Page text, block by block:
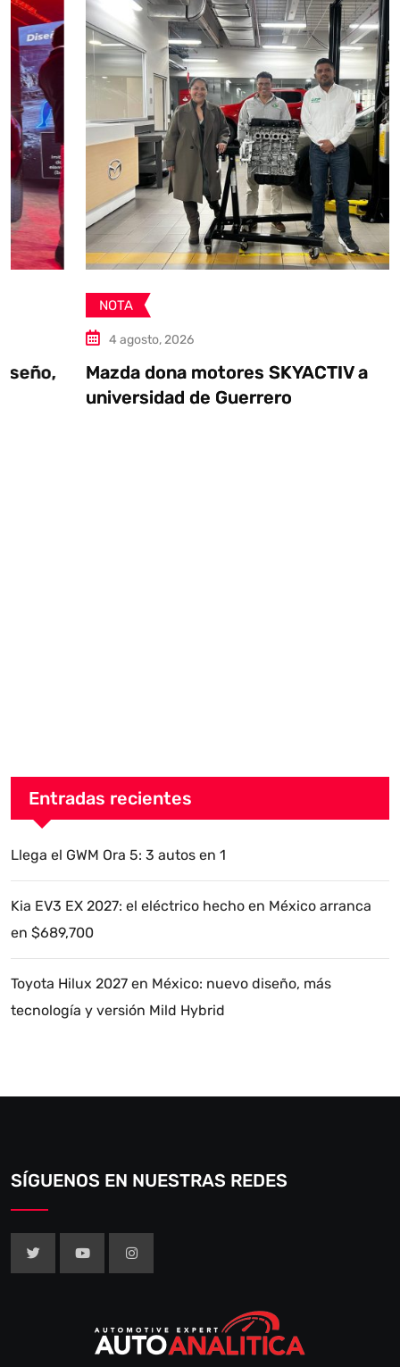
4 agosto, 2026
Mazda dona motores SKYACTIV a
universidad de Guerrero
Entradas recientes
Llega el GWM Ora 5: 3 autos en 1
Kia EV3 EX 2027: el eléctrico hecho en México arranca
en $689,700
Toyota Hilux 2027 en México: nuevo diseño, más
tecnología y versión Mild Hybrid
SÍGUENOS EN NUESTRAS REDES